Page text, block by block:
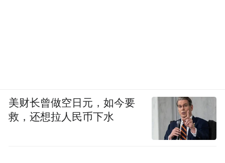
美财长曾做空日元，如今要
救，还想拉人民币下水